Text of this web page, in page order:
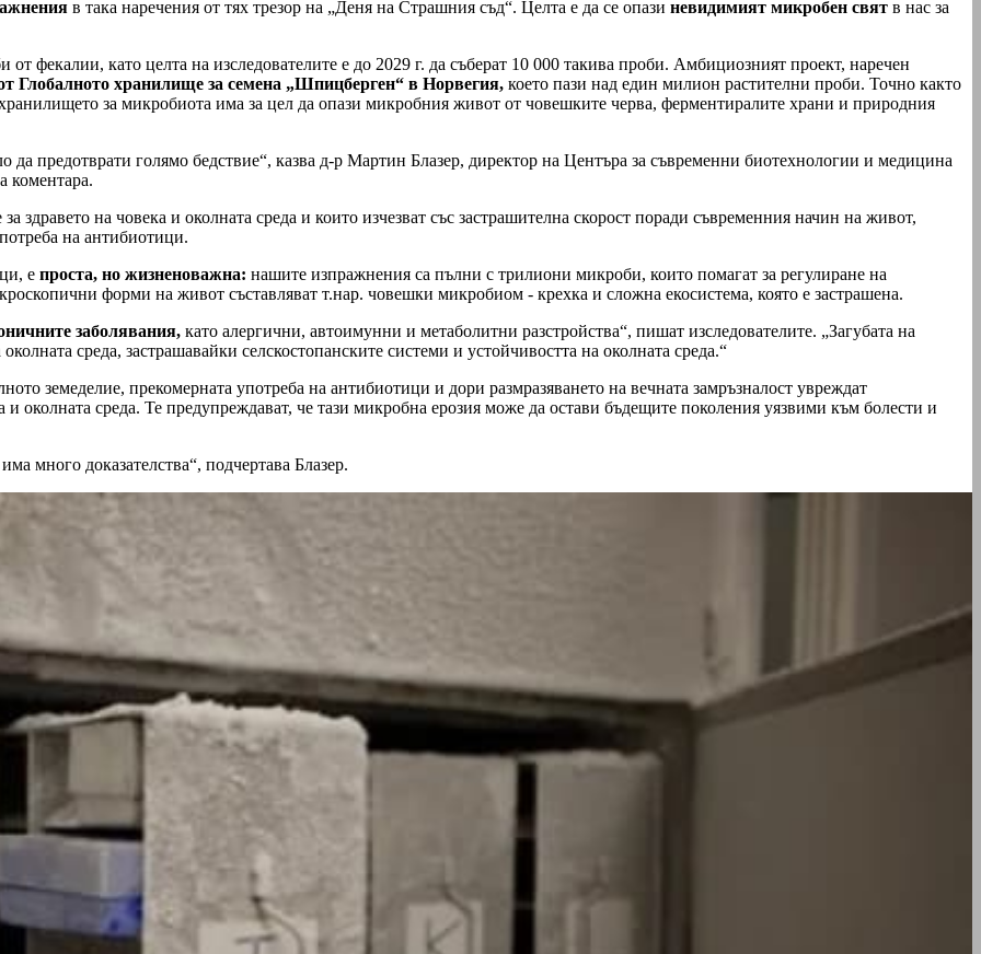
в така наречения от тях трезор на „Деня на Страшния съд“. Целта е да се опази невидимият микробен свят в нас за
фекалии, като целта на изследователите е до 2029 г. да съберат 10 000 такива проби. Амбициозният проект, наречен
Глобалното хранилище за семена „Шпицберген“ в Норвегия, което пази над един милион растителни проби. Точно както
за микробиота има за цел да опази микробния живот от човешките черва, ферментиралите храни и природния
предотврати голямо бедствие“, казва д-р Мартин Блазер, директор на Центъра за съвременни биотехнологии и медицина
коментара.
здравето на човека и околната среда и които изчезват със застрашителна скорост поради съвременния начин на живот,
на антибиотици.
е проста, но жизненоважна: нашите изпражнения са пълни с трилиони микроби, които помагат за регулиране на
форми на живот съставляват т.нар. човешки микробиом - крехка и сложна екосистема, която е застрашена.
заболявания, като алергични, автоимунни и метаболитни разстройства“, пишат изследователите. „Загубата на
среда, застрашавайки селскостопанските системи и устойчивостта на околната среда.“
земеделие, прекомерната употреба на антибиотици и дори размразяването на вечната замръзналост увреждат
околната среда. Те предупреждават, че тази микробна ерозия може да остави бъдещите поколения уязвими към болести и
много доказателства“, подчертава Блазер.